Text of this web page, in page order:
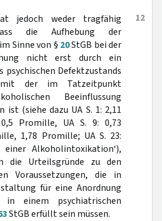
12
jedoch weder tragfähig
die Aufhebung der
Sinne von § 20StGB bei der
nicht erst durch ein
psychischen Defektzustands
mit der im Tatzeitpunkt
Beeinflussung
ist (siehe dazu UA S. 1: 2,11
Promille, UA S. 9: 0,73
1,78 Promille; UA S. 23:
Alkoholintoxikation‘),
die Urteilsgründe zu den
Voraussetzungen, die in
für eine Anordnung
einem psychiatrischen
StGB erfüllt sein müssen.